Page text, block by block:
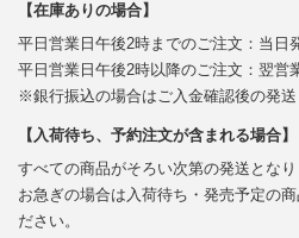
【在庫ありの場合】
平日営業日午後2時までのご注文：当日
平日営業日午後2時以降のご注文：翌営
※銀行振込の場合はご入金確認後の発送
【入荷待ち、予約注文が含まれる場合】
すべての商品がそろい次第の発送となり
お急ぎの場合は入荷待ち・発売予定の
ださい。